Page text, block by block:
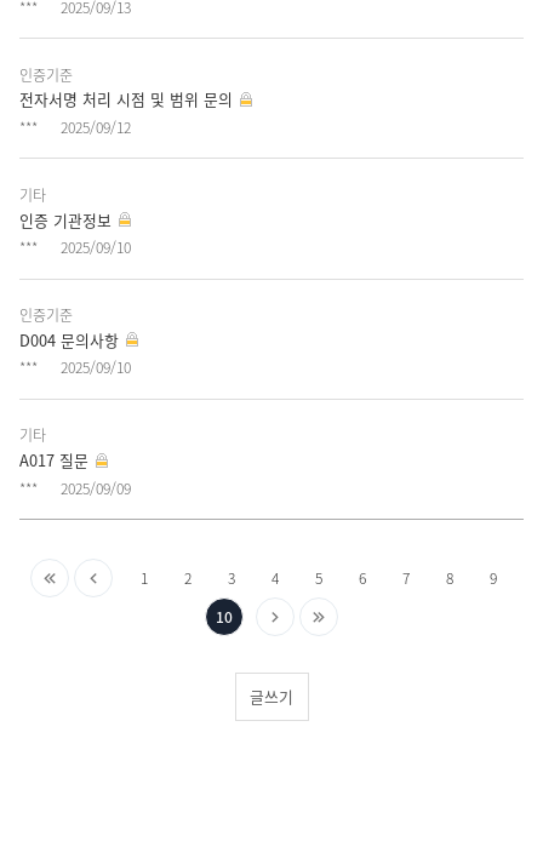
로
구
되
어
있
습
니
다.
*** 2025/09/13
인증기준
전자서명 처리 시점 및 범위 문의
*** 2025/09/12
기타
인증 기관정보
*** 2025/09/10
인증기준
D004 문의사항
*** 2025/09/10
기타
A017 질문
*** 2025/09/09
게
처
이
1 2 3 4 5 6 7 8
9
(현
10
다
으
로
마
글쓰기